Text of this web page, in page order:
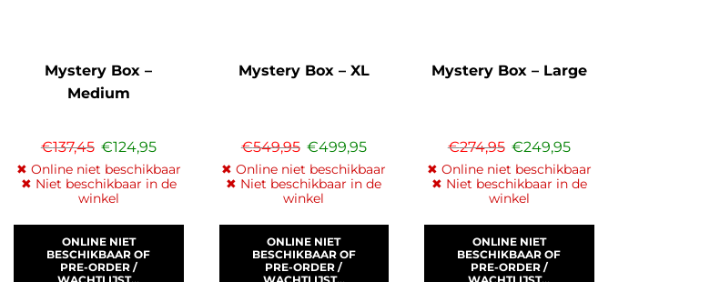
Mystery Box –
Medium
€137,45 €124,95
✖ Online niet beschikbaar
✖ Niet beschikbaar in de
winkel
ONLINE NIET
BESCHIKBAAR OF
PRE-ORDER /
Mystery Box – XL
€549,95 €499,95
✖ Online niet beschikbaar
✖ Niet beschikbaar in de
winkel
ONLINE NIET
BESCHIKBAAR OF
PRE-ORDER /
Mystery Box – Large
€274,95 €249,95
✖ Online niet beschikbaar
✖ Niet beschikbaar in de
winkel
ONLINE NIET
BESCHIKBAAR OF
PRE-ORDER /